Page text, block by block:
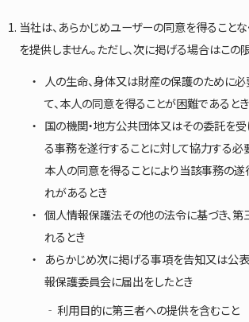
当社は、あらかじめユーザーの同意を得ること
を提供しません。ただし、次に掲げる場合はこの
人の生命、身体又は財産の保護のために
て、本人の同意を得ることが困難であるとき
国の機関・地方公共団体又はその委託を
る事務を遂行することに対して協力する必
本人の同意を得ることにより当該事務の
れがあるとき
個人情報保護法その他の法令に基づき、
れるとき
あらかじめ次に掲げる事項を告知又は公
報保護委員会に届出をしたとき
利用目的に第三者への提供を含むこと